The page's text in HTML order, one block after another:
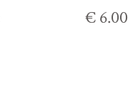
€ 6.00